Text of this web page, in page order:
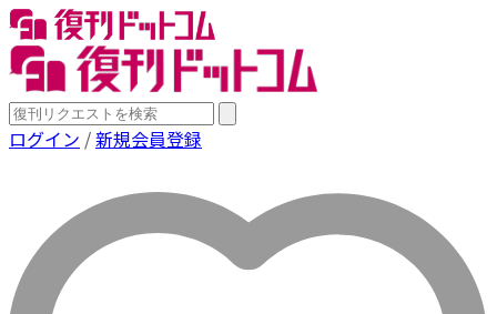
ログイン /新規会員登録